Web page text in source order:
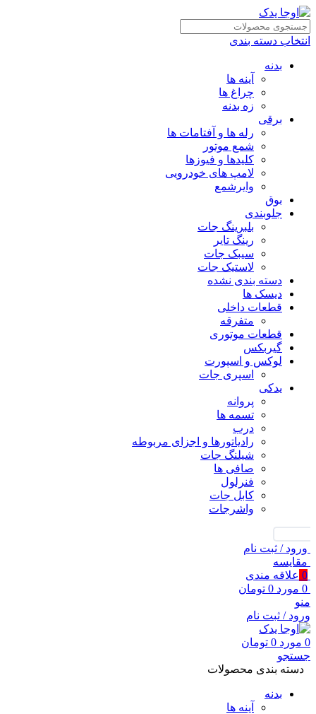
انتخاب دسته بندی
بدنه
آینه ها
چراغ ها
زه بدنه
برقی
رله ها و آفتامات ها
شمع موتور
کلیدها و فیوزها
لامپ های خودرویی
وایرشمع
بوق
جلوبندی
بلبرینگ جات
رینگ تایر
سیبک جات
لاستیک جات
دسته بندی نشده
دیسک ها
قطعات داخلی
متفرقه
قطعات موتوری
گیربکس
لوکس و اسپورت
اسپری جات
یدکی
پروانه
تسمه ها
درب
رادیاتورها و اجزای مربوطه
شیلنگ جات
صافی ها
فنرلول
کابل جات
واشرجات
ورود / ثبت نام
مقايسه
0 علاقه مندی
0 مورد 0 تومان
منو
ورود / ثبت نام
0 مورد 0 تومان
جستجو
دسته بندی محصولات
بدنه
آینه ها